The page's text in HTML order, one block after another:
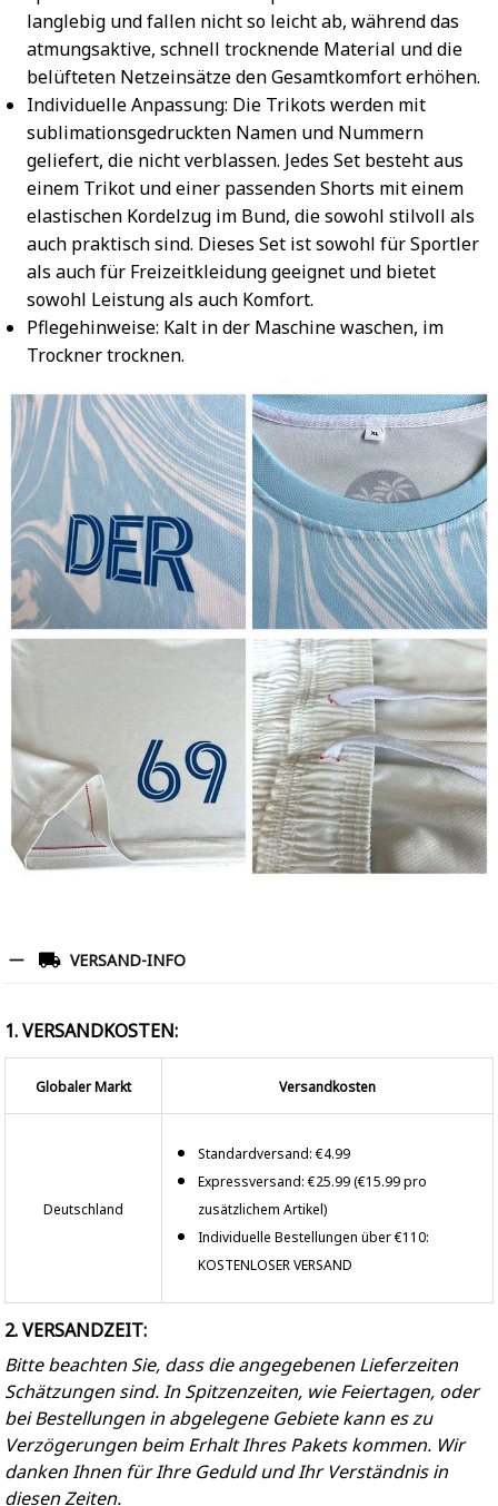
langlebig und fallen nicht so leicht ab, während das
atmungsaktive, schnell trocknende Material und die
belüfteten Netzeinsätze den Gesamtkomfort erhöhen.
Individuelle Anpassung: Die Trikots werden mit
sublimationsgedruckten Namen und Nummern
geliefert, die nicht verblassen. Jedes Set besteht aus
einem Trikot und einer passenden Shorts mit einem
elastischen Kordelzug im Bund, die sowohl stilvoll als
auch praktisch sind. Dieses Set ist sowohl für Sportler
als auch für Freizeitkleidung geeignet und bietet
sowohl Leistung als auch Komfort.
Pflegehinweise: Kalt in der Maschine waschen, im
Trockner trocknen.
VERSAND-INFO
1. VERSANDKOSTEN:
Globaler Markt Versandkosten
Deutschland
Standardversand: €4.99
Expressversand: €25.99 (€15.99 pro
zusätzlichem Artikel)
Individuelle Bestellungen über €110:
KOSTENLOSER VERSAND
2. VERSANDZEIT:
Bitte beachten Sie, dass die angegebenen Lieferzeiten
Schätzungen sind. In Spitzenzeiten, wie Feiertagen, oder
bei Bestellungen in abgelegene Gebiete kann es zu
Verzögerungen beim Erhalt Ihres Pakets kommen. Wir
danken Ihnen für Ihre Geduld und Ihr Verständnis in
diesen Zeiten.